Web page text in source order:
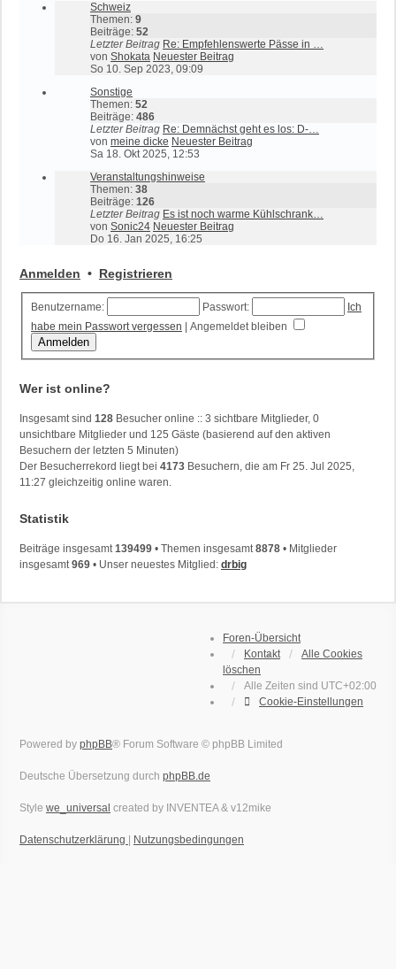
Schweiz
Themen: 9
Beiträge: 52
Letzter Beitrag Re: Empfehlenswerte Pässe in …
von Shokata Neuester Beitrag
So 10. Sep 2023, 09:09
Sonstige
Themen: 52
Beiträge: 486
Letzter Beitrag Re: Demnächst geht es los: D-…
von meine dicke Neuester Beitrag
Sa 18. Okt 2025, 12:53
Veranstaltungshinweise
Themen: 38
Beiträge: 126
Letzter Beitrag Es ist noch warme Kühlschrank…
von Sonic24 Neuester Beitrag
Do 16. Jan 2025, 16:25
Anmelden • Registrieren
Benutzername: Passwort:
Ich
habe mein Passwort vergessen
Angemeldet bleiben
Wer ist online?
Insgesamt sind 128 Besucher online :: 3 sichtbare Mitglieder, 0
unsichtbare Mitglieder und 125 Gäste (basierend auf den aktiven
Besuchern der letzten 5 Minuten)
Der Besucherrekord liegt bei 4173 Besuchern, die am Fr 25. Jul 2025,
11:27 gleichzeitig online waren.
Statistik
Beiträge insgesamt 139499 • Themen insgesamt 8878 • Mitglieder
insgesamt 969 • Unser neuestes Mitglied: drbig
Foren-Übersicht
Kontakt
Alle Cookies
löschen
Alle Zeiten sind UTC+02:00
Cookie-Einstellungen
Powered by phpBB® Forum Software © phpBB Limited
Deutsche Übersetzung durch phpBB.de
Style we_universal created by INVENTEA & v12mike
Datenschutzerklärung | Nutzungsbedingungen